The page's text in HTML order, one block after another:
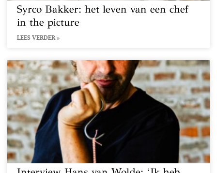
Syrco Bakker: het leven van een chef
in the picture
LEES VERDER »